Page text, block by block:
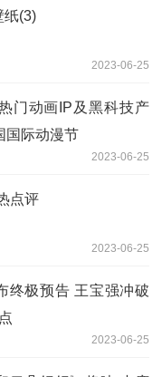
纸(3)
2023-06-25
门动画IP及黑科技产
国际动漫节
2023-06-25
点评
2023-06-25
终极预告 王宝强冲破
2023-06-25